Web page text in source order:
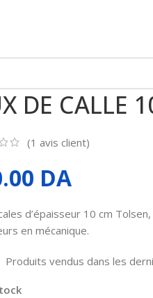
DE CALLE
(1 avis client)
DA
d’épaisseur 10 cm
en mécanique.
Produits vendus dans les